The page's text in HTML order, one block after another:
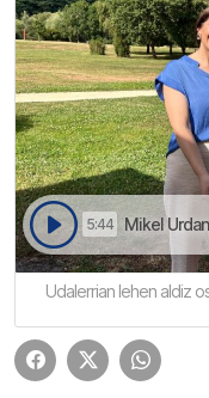
5:44 Mikel
Udalerrian lehen aldiz